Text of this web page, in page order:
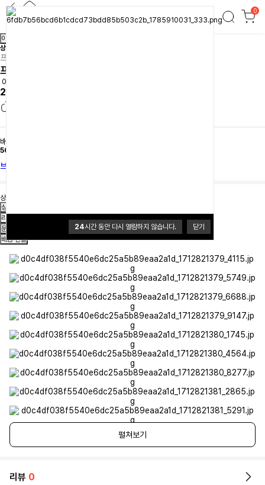
24시간 동안 다시 열람하지 않습니다. 닫기
프리모리 키친툴백 카키 0
이전
상품간략정보 및 구매기능
프리모리
프리모리 키친툴백 카키
0.0 (0개)
22,000원
배송
50,000원이상 무료배송
브랜드 홈
상품의 재고가 부족하여 구매할 수 없습니다.
상품정보
리뷰
문의
배송·환불
펼쳐보기
리뷰 0